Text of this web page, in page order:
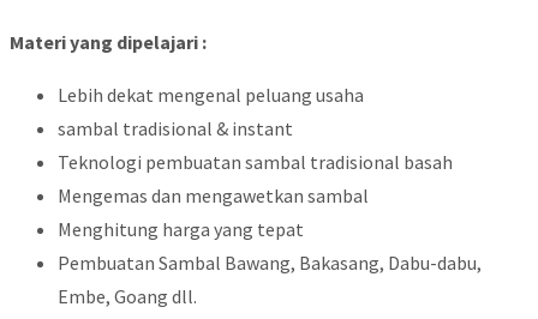
Materi yang dipelajari :
Lebih dekat mengenal peluang usaha
sambal tradisional & instant
Teknologi pembuatan sambal tradisional basah
Mengemas dan mengawetkan sambal
Menghitung harga yang tepat
Pembuatan Sambal Bawang, Bakasang, Dabu-dabu,
Embe, Goang dll.